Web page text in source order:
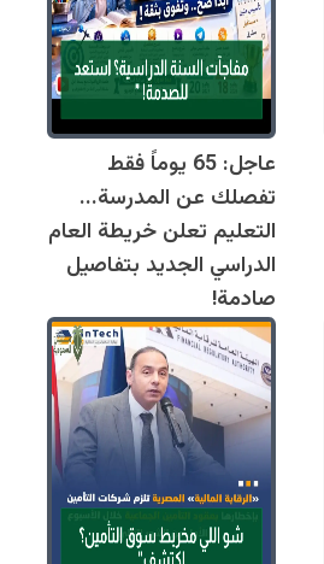
عاجل: 65 يوماً فقط
تفصلك عن المدرسة...
التعليم تعلن خريطة العام
الدراسي الجديد بتفاصيل
صادمة!